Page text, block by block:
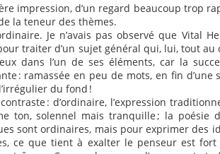
impression, d’un regard beaucoup trop
la teneur des thèmes.
Je n’avais pas observé que Vital
traiter d’un sujet général qui, lui, tout au
dans l’un de ses éléments, car la
: ramassée en peu de mots, en fin d’une
du fond !
: d’ordinaire, l’expression
ton, solennel mais tranquille ; la poésie
sont ordinaires, mais pour exprimer des
ce que tient à exalter le penseur est